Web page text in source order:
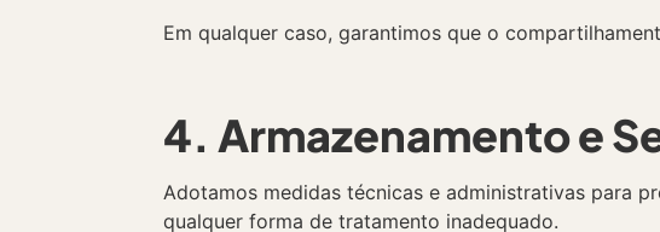
Em qualquer caso, garantimos que o
4. Armazenamento e
Adotamos medidas técnicas e administrativas para
qualquer forma de tratamento inadequado.